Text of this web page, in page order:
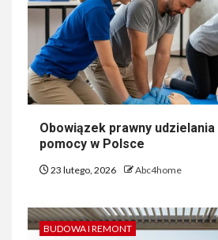
Obowiązek prawny
pomocy w Polsce
23 lutego, 2026 Abc4home
BUDOWA I REMONT